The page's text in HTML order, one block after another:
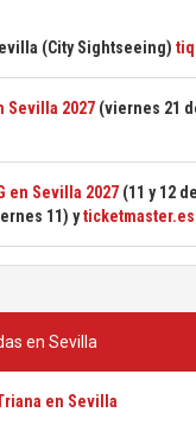
en Sevilla
en Sevilla
(City Sightseeing)
Sevilla 2027 (viernes 21
en Sevilla 2027 (11 y 12
11) yticketmaster.es